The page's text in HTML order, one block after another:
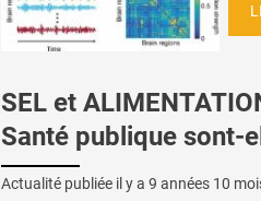
SEL et
Santé publique sont-
Actualité publiée il y a 9 années 10